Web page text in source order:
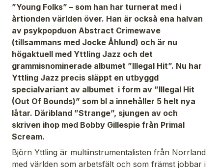
”Young Folks” – som han har turnerat med i
årtionden världen över. Han är också ena halvan
av psykpopduon Abstract Crimewave
(tillsammans med Jocke Åhlund) och är nu
högaktuell med Yttling Jazz och det
grammisnominerade albumet ”Illegal Hit”. Nu har
Yttling Jazz precis släppt en utbyggd
specialvariant av albumet i form av ”Illegal Hit
(Out Of Bounds)” som bl a innehåller 5 helt nya
låtar. Däribland ”Strange”, sjungen av och
skriven ihop med Bobby Gillespie från Primal
Scream.
Björn Yttling är multiinstrumentalisten från Norrland
med världen som arbetsfält och som främst jobbar i